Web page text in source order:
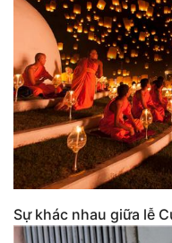
Sự khác nhau giữa lễ